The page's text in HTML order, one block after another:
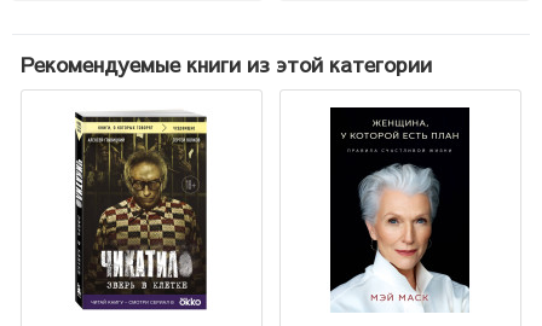
Рекомендуемые книги из этой категории